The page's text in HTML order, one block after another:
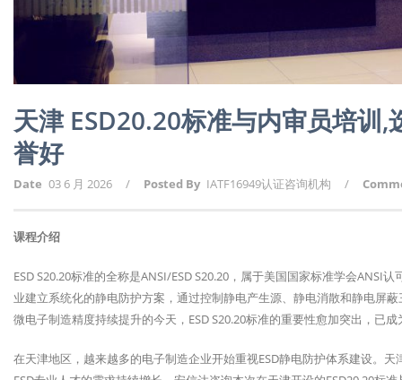
天津 ESD20.20标准与内审员培训
誉好
Date 03 6 月 2026 / Posted By IATF16949认证咨询机构 /
课程介绍
ESD S20.20标准的全称是ANSI/ESD S20.20，属于美国国家标准学会ANSI
业建立系统化的静电防护方案，通过控制静电产生源、静电消散和静电屏
微电子制造精度持续提升的今天，ESD S20.20标准的重要性愈加突出，已
在天津地区，越来越多的电子制造企业开始重视ESD静电防护体系建设。